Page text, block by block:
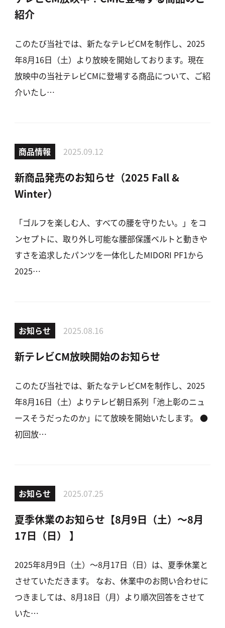
紹介
このたび当社では、新たなテレビCMを制作し、2025
年8月16日（土）より放映を開始しております。現在
放映中の当社テレビCMに登場する商品について、ご紹
介いたし…
商品情報 2025.09.12
新商品発売のお知らせ（2025 Fall &
Winter）
「ゴルフを楽しむ人、すべての腰を守りたい。」をコ
ンセプトに、取り外し可能な腰部保護ベルトと動きや
すさを追求したパンツを一体化したMIDORI PF1から
2025…
お知らせ 2025.08.16
新テレビCM放映開始のお知らせ
このたび当社では、新たなテレビCMを制作し、2025
年8月16日（土）よりテレビ朝日系列「池上彰のニュ
ースそうだったのか」にて放映を開始いたします。 ●
初回放…
お知らせ 2025.07.25
夏季休業のお知らせ【8月9日（土）～8月
17日（日） 】
2025年8月9日（土）～8月17日（日）は、夏季休業と
させていただきます。 なお、休業中のお問い合わせに
つきましては、8月18日（月）より順次回答をさせて
いた…